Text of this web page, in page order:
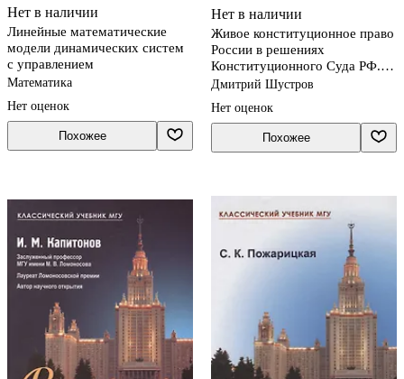
Нет в наличии
Линейные математические
модели динамических систем
с управлением
Математика
Нет оценок
Похожее
Нет в наличии
Живое конституционное право
России в решениях
Конституционного Суда РФ. В
7 томах. Том 6: Избиратель
Дмитрий Шустров
Нет оценок
Похожее